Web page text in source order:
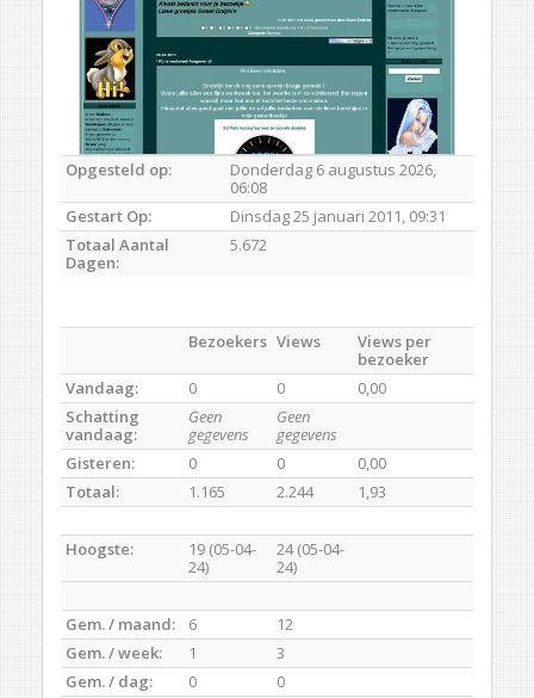
Opgesteld op:
Donderdag 6 augustus 2026,
06:08
Gestart Op:
Dinsdag 25 januari 2011, 09:31
Totaal Aantal
Dagen:
5.672
Bezoekers Views
Views per
bezoeker
Vandaag:
0 0
0,00
Schatting
vandaag:
Geen
gegevens
Geen
gegevens
Gisteren:
0 0
0,00
Totaal:
1.165 2.244 1,93
Hoogste:
19 (05-04-
24)
24 (05-04-
24)
Gem. / maand: 6
12
Gem. / week:
1
3
Gem. / dag:
0
0